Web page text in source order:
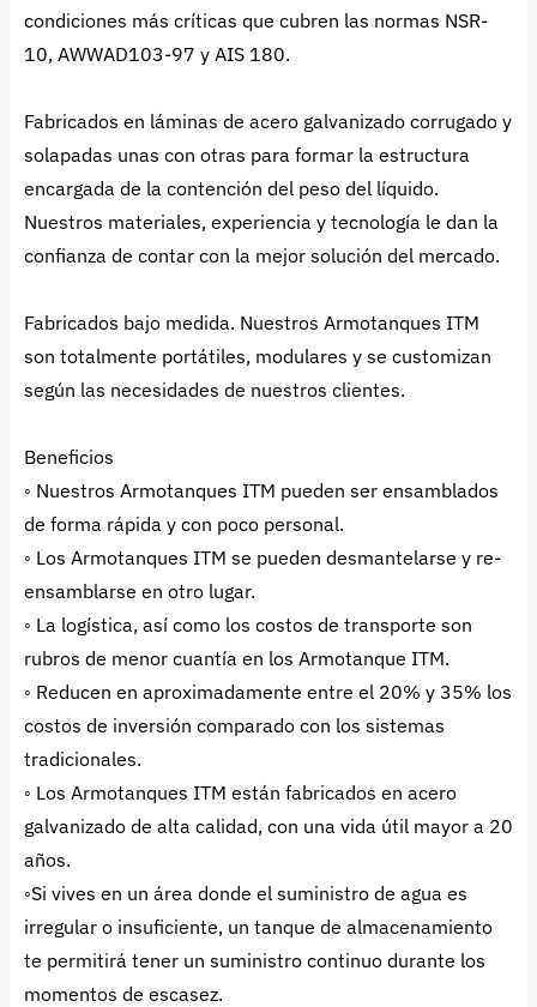
condiciones más críticas que cubren las normas NSR-
10, AWWAD103-97 y AIS 180.
Fabricados en láminas de acero galvanizado corrugado y
solapadas unas con otras para formar la estructura
encargada de la contención del peso del líquido.
Nuestros materiales, experiencia y tecnología le dan la
confianza de contar con la mejor solución del mercado.
Fabricados bajo medida. Nuestros Armotanques ITM
son totalmente portátiles, modulares y se customizan
según las necesidades de nuestros clientes.
Beneficios
◦ Nuestros Armotanques ITM pueden ser ensamblados
de forma rápida y con poco personal.
◦ Los Armotanques ITM se pueden desmantelarse y re-
ensamblarse en otro lugar.
◦ La logística, así como los costos de transporte son
rubros de menor cuantía en los Armotanque ITM.
◦ Reducen en aproximadamente entre el 20% y 35% los
costos de inversión comparado con los sistemas
tradicionales.
◦ Los Armotanques ITM están fabricados en acero
galvanizado de alta calidad, con una vida útil mayor a 20
años.
◦Si vives en un área donde el suministro de agua es
irregular o insuficiente, un tanque de almacenamiento
te permitirá tener un suministro continuo durante los
momentos de escasez.